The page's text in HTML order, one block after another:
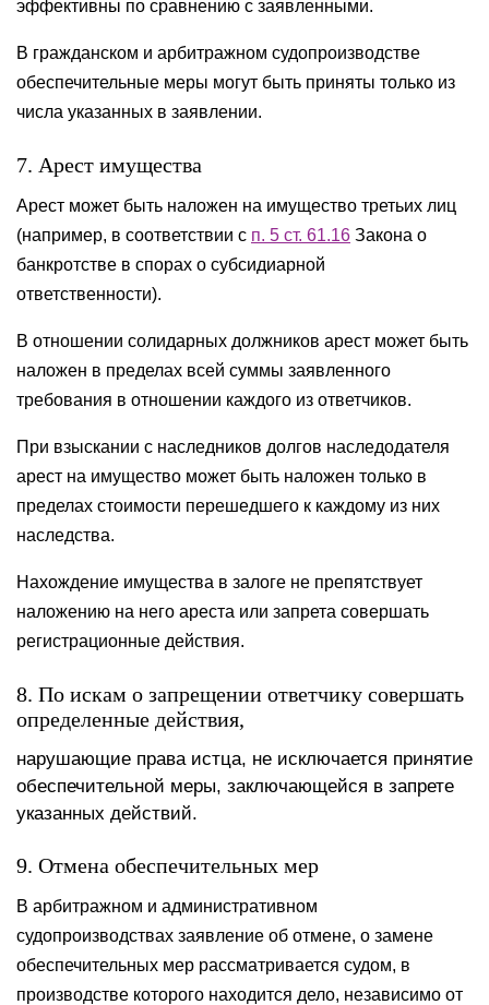
эффективны по сравнению с заявленными.
В гражданском и арбитражном судопроизводстве
обеспечительные меры могут быть приняты только из
числа указанных в заявлении.
7. Арест имущества
Арест может быть наложен на имущество третьих лиц
(например, в соответствии с п. 5 ст. 61.16 Закона о
банкротстве в спорах о субсидиарной
ответственности).
В отношении солидарных должников арест может быть
наложен в пределах всей суммы заявленного
требования в отношении каждого из ответчиков.
При взыскании с наследников долгов наследодателя
арест на имущество может быть наложен только в
пределах стоимости перешедшего к каждому из них
наследства.
Нахождение имущества в залоге не препятствует
наложению на него ареста или запрета совершать
регистрационные действия.
8. По искам о запрещении ответчику совершать
определенные действия,
нарушающие права истца, не исключается принятие
обеспечительной меры, заключающейся в запрете
указанных действий.
9. Отмена обеспечительных мер
В арбитражном и административном
судопроизводствах заявление об отмене, о замене
обеспечительных мер рассматривается судом, в
производстве которого находится дело, независимо от